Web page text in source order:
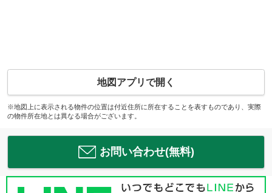
地図アプリで開く
※地図上に表示される物件の位置は付近住所に所在することを表すものであり、実際
の物件所在地とは異なる場合がございます。
お問い合わせ(無料)